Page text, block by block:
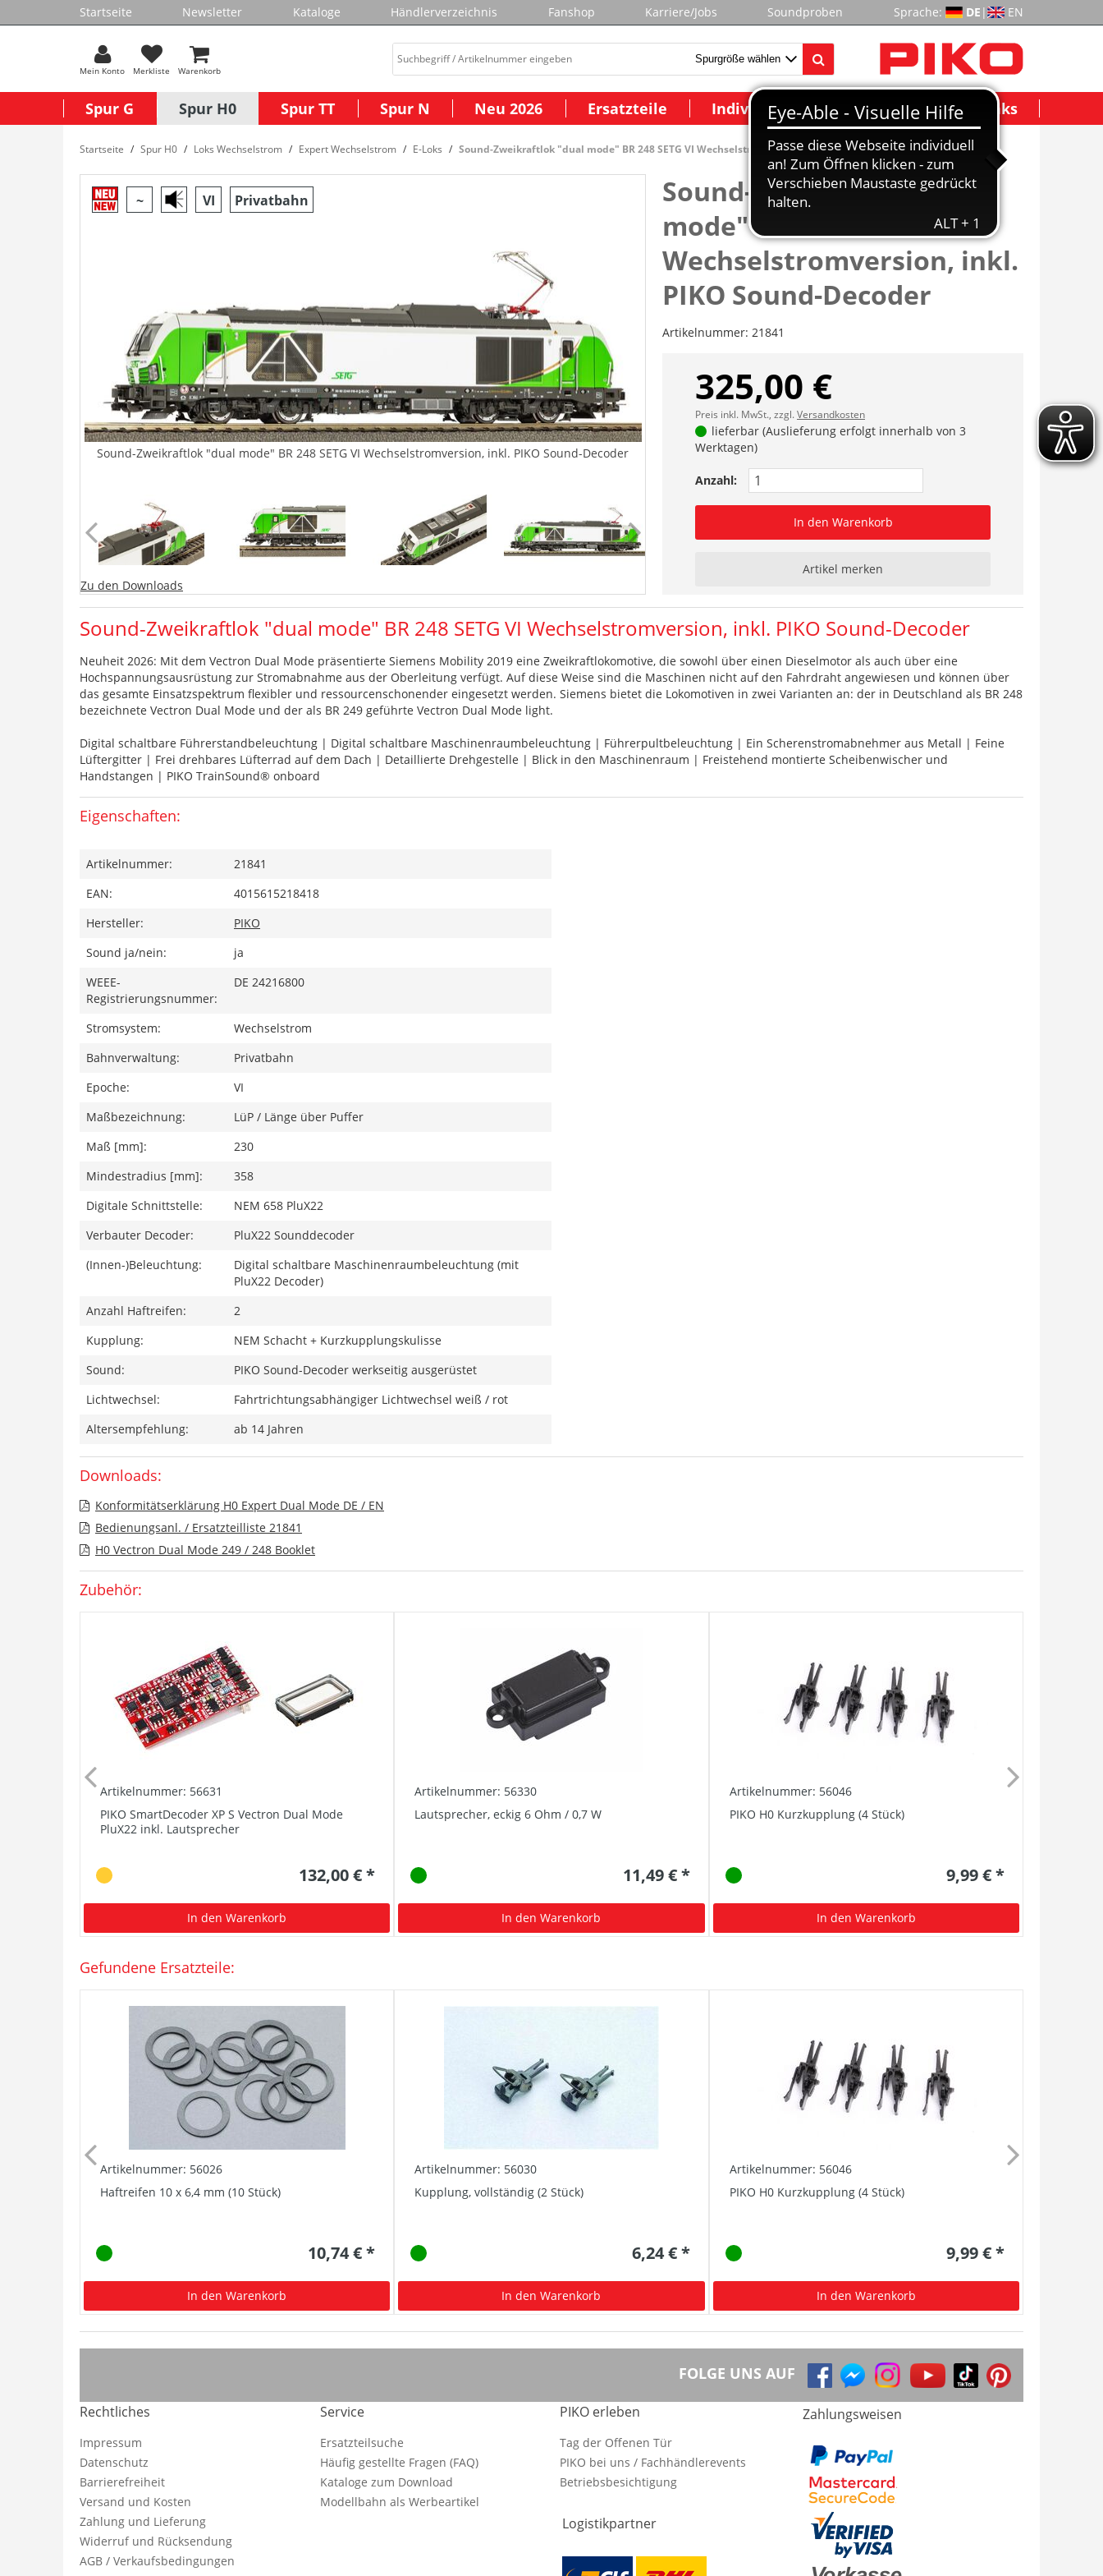
Startseite Newsletter Kataloge Händlerverzeichnis Fanshop Karriere/Jobs Soundproben Sprache: DE | EN
Mein Konto Merkliste Warenkorb
Spur G Spur H0 Spur TT Spur N Neu 2026 Ersatzteile Individuelle Modelle Wichtige Links
Startseite Spur H0 Loks Wechselstrom Expert Wechselstrom E-Loks Sound-Zweikraftlok "dual mode" BR 248 SETG VI Wechselstromversion, inkl. PIKO Sound-Decoder
~ VI Privatbahn
Sound-Zweikraftlok "dual mode" BR 248 SETG VI Wechselstromversion, inkl. PIKO Sound-Decoder
Zu den Downloads
Sound-Zweikraftlok "dual
mode" BR 248 SETG VI
Wechselstromversion, inkl.
PIKO Sound-Decoder
Artikelnummer: 21841
325,00 €
Preis inkl. MwSt., zzgl.Versandkosten
lieferbar (Auslieferung erfolgt innerhalb von 3
Werktagen)
Anzahl:
In den Warenkorb
Artikel merken
Sound-Zweikraftlok "dual mode" BR 248 SETG VI Wechselstromversion, inkl. PIKO Sound-Decoder
Neuheit 2026: Mit dem Vectron Dual Mode präsentierte Siemens Mobility 2019 eine Zweikraftlokomotive, die sowohl über einen Dieselmotor als auch über eine
Hochspannungsausrüstung zur Stromabnahme aus der Oberleitung verfügt. Auf diese Weise sind die Maschinen nicht auf den Fahrdraht angewiesen und können über
das gesamte Einsatzspektrum flexibler und ressourcenschonender eingesetzt werden. Siemens bietet die Lokomotiven in zwei Varianten an: der in Deutschland als BR 248
bezeichnete Vectron Dual Mode und der als BR 249 geführte Vectron Dual Mode light.
Digital schaltbare Führerstandbeleuchtung | Digital schaltbare Maschinenraumbeleuchtung | Führerpultbeleuchtung | Ein Scherenstromabnehmer aus Metall | Feine
Lüftergitter | Frei drehbares Lüfterrad auf dem Dach | Detaillierte Drehgestelle | Blick in den Maschinenraum | Freistehend montierte Scheibenwischer und
Handstangen | PIKO TrainSound® onboard
Eigenschaften:
Artikelnummer:
21841
EAN:
4015615218418
Hersteller:
PIKO
Sound ja/nein:
ja
WEEE-
Registrierungsnummer:
DE 24216800
Stromsystem:
Wechselstrom
Bahnverwaltung:
Privatbahn
Epoche:
VI
Maßbezeichnung:
LüP / Länge über Puffer
Maß [mm]:
230
Mindestradius [mm]:
358
Digitale Schnittstelle:
NEM 658 PluX22
Verbauter Decoder:
PluX22 Sounddecoder
(Innen-)Beleuchtung:
Digital schaltbare Maschinenraumbeleuchtung (mit
PluX22 Decoder)
Anzahl Haftreifen:
2
Kupplung:
NEM Schacht + Kurzkupplungskulisse
Sound:
PIKO Sound-Decoder werkseitig ausgerüstet
Lichtwechsel:
Fahrtrichtungsabhängiger Lichtwechsel weiß / rot
Altersempfehlung:
ab 14 Jahren
Downloads:
Konformitätserklärung H0 Expert Dual Mode DE / EN
Bedienungsanl. / Ersatzteilliste 21841
H0 Vectron Dual Mode 249 / 248 Booklet
Zubehör:
Artikelnummer: 56631
PIKO SmartDecoder XP S Vectron Dual Mode
PluX22 inkl. Lautsprecher
132,00 € *
In den Warenkorb
Artikelnummer: 56330
Lautsprecher, eckig 6 Ohm / 0,7 W
11,49 € *
In den Warenkorb
Artikelnummer: 56046
PIKO H0 Kurzkupplung (4 Stück)
9,99 € *
In den Warenkorb
Gefundene Ersatzteile:
Artikelnummer: 56026
Haftreifen 10 x 6,4 mm (10 Stück)
10,74 € *
In den Warenkorb
Artikelnummer: 56030
Kupplung, vollständig (2 Stück)
6,24 € *
In den Warenkorb
Artikelnummer: 56046
PIKO H0 Kurzkupplung (4 Stück)
9,99 € *
In den Warenkorb
FOLGE UNS AUF
Rechtliches
Impressum
Datenschutz
Barrierefreiheit
Versand und Kosten
Zahlung und Lieferung
Widerruf und Rücksendung
AGB / Verkaufsbedingungen
Service
Ersatzteilsuche
Häufig gestellte Fragen (FAQ)
Kataloge zum Download
Modellbahn als Werbeartikel
PIKO erleben
Tag der Offenen Tür
PIKO bei uns / Fachhändlerevents
Betriebsbesichtigung
Logistikpartner
Zahlungsweisen